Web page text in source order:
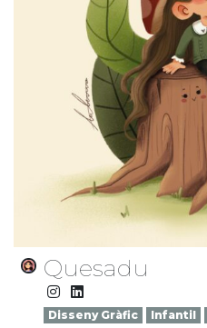
Quesadu
Disseny Gràfic Infantil